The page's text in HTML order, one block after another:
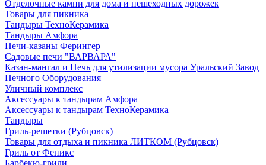
Отделочные камни для дома и пешеходных дорожек
Товары для пикника
Тандыры ТехноКерамика
Тандыры Амфора
Печи-казаны Ферингер
Садовые печи "ВАРВАРА"
Казан-мангал и Печь для утилизации мусора Уральский Завод
Печного Оборудования
Уличный комплекс
Аксессуары к тандырам Амфора
Аксессуары к тандырам ТехноКерамика
Тандыры
Гриль-решетки (Рубцовск)
Товары для отдыха и пикника ЛИТКОМ (Рубцовск)
Гриль от Феникс
Барбекю-грили